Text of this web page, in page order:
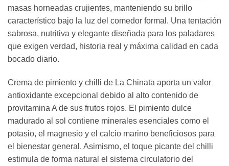
masas horneadas crujientes, manteniendo su brillo
característico bajo la luz del comedor formal. Una tentación
sabrosa, nutritiva y elegante diseñada para los paladares
que exigen verdad, historia real y máxima calidad en cada
bocado diario.
Crema de pimiento y chilli de La Chinata aporta un valor
antioxidante excepcional debido al alto contenido de
provitamina A de sus frutos rojos. El pimiento dulce
madurado al sol contiene minerales esenciales como el
potasio, el magnesio y el calcio marino beneficiosos para
el bienestar general. Asimismo, el toque picante del chilli
estimula de forma natural el sistema circulatorio del